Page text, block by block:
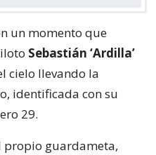
un momento que
Sebastián ‘Ardilla’
cielo llevando la
identificada con su
29.
propio guardameta,